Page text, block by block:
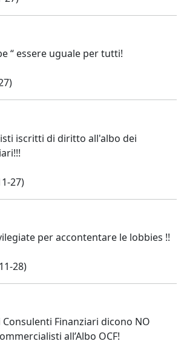
“ essere uguale per tutti!
iscritti di diritto all'albo dei
27)
per accontentare le lobbies !!
28)
Finanziari dicono NO
all’Albo OCF!